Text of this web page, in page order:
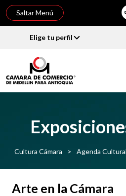
Saltar Menú
Elige tu perfil
Cultura Cámara > Agenda Cultural
Arte en la Cámara